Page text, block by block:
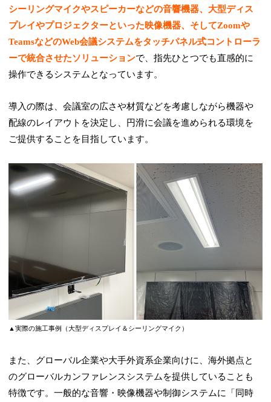
シーリングマイクやスピーカーなどの音響機器、大型ディス
プレイやプロジェクターといった映像機器、そしてZoomや
TeamsなどのWeb会議システムをタッチパネル式コントローラ
ーで統合させたソリューションで、指先ひとつでも直感的に
操作できるシステムとなっています。
導入の際は、会議室の広さや材質などを考慮しながら機器や
配線のレイアウトを決定し、円滑に会議を進められる環境を
ご提供することを目指しています。
▲実際の施工事例（大型ディスプレイ＆シーリングマイク）
また、グローバル企業や大手外資系企業向けに、海外拠点と
のグローバルカンファレンスシステムを提供していることも
特徴です。一般的な音響・映像機器や制御システムに「同時